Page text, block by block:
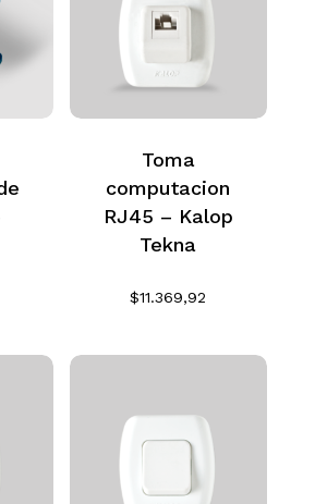
productos en el
carrito.
Toma
computacion
RJ45 – Kalop
Tekna
$11.369,92